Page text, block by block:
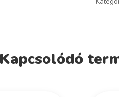
Kapcsolódó